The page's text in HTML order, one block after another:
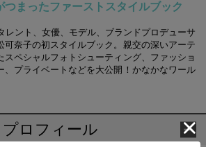
つまったファーストスタイルブック
レント、女優、モデル、ブランドプロデューサ
可奈子の初スタイルブック。親交の深いアーテ
スペシャルフォトシューティング、ファッショ
、プライベートなどを大公開！かなかなワール
プロフィール